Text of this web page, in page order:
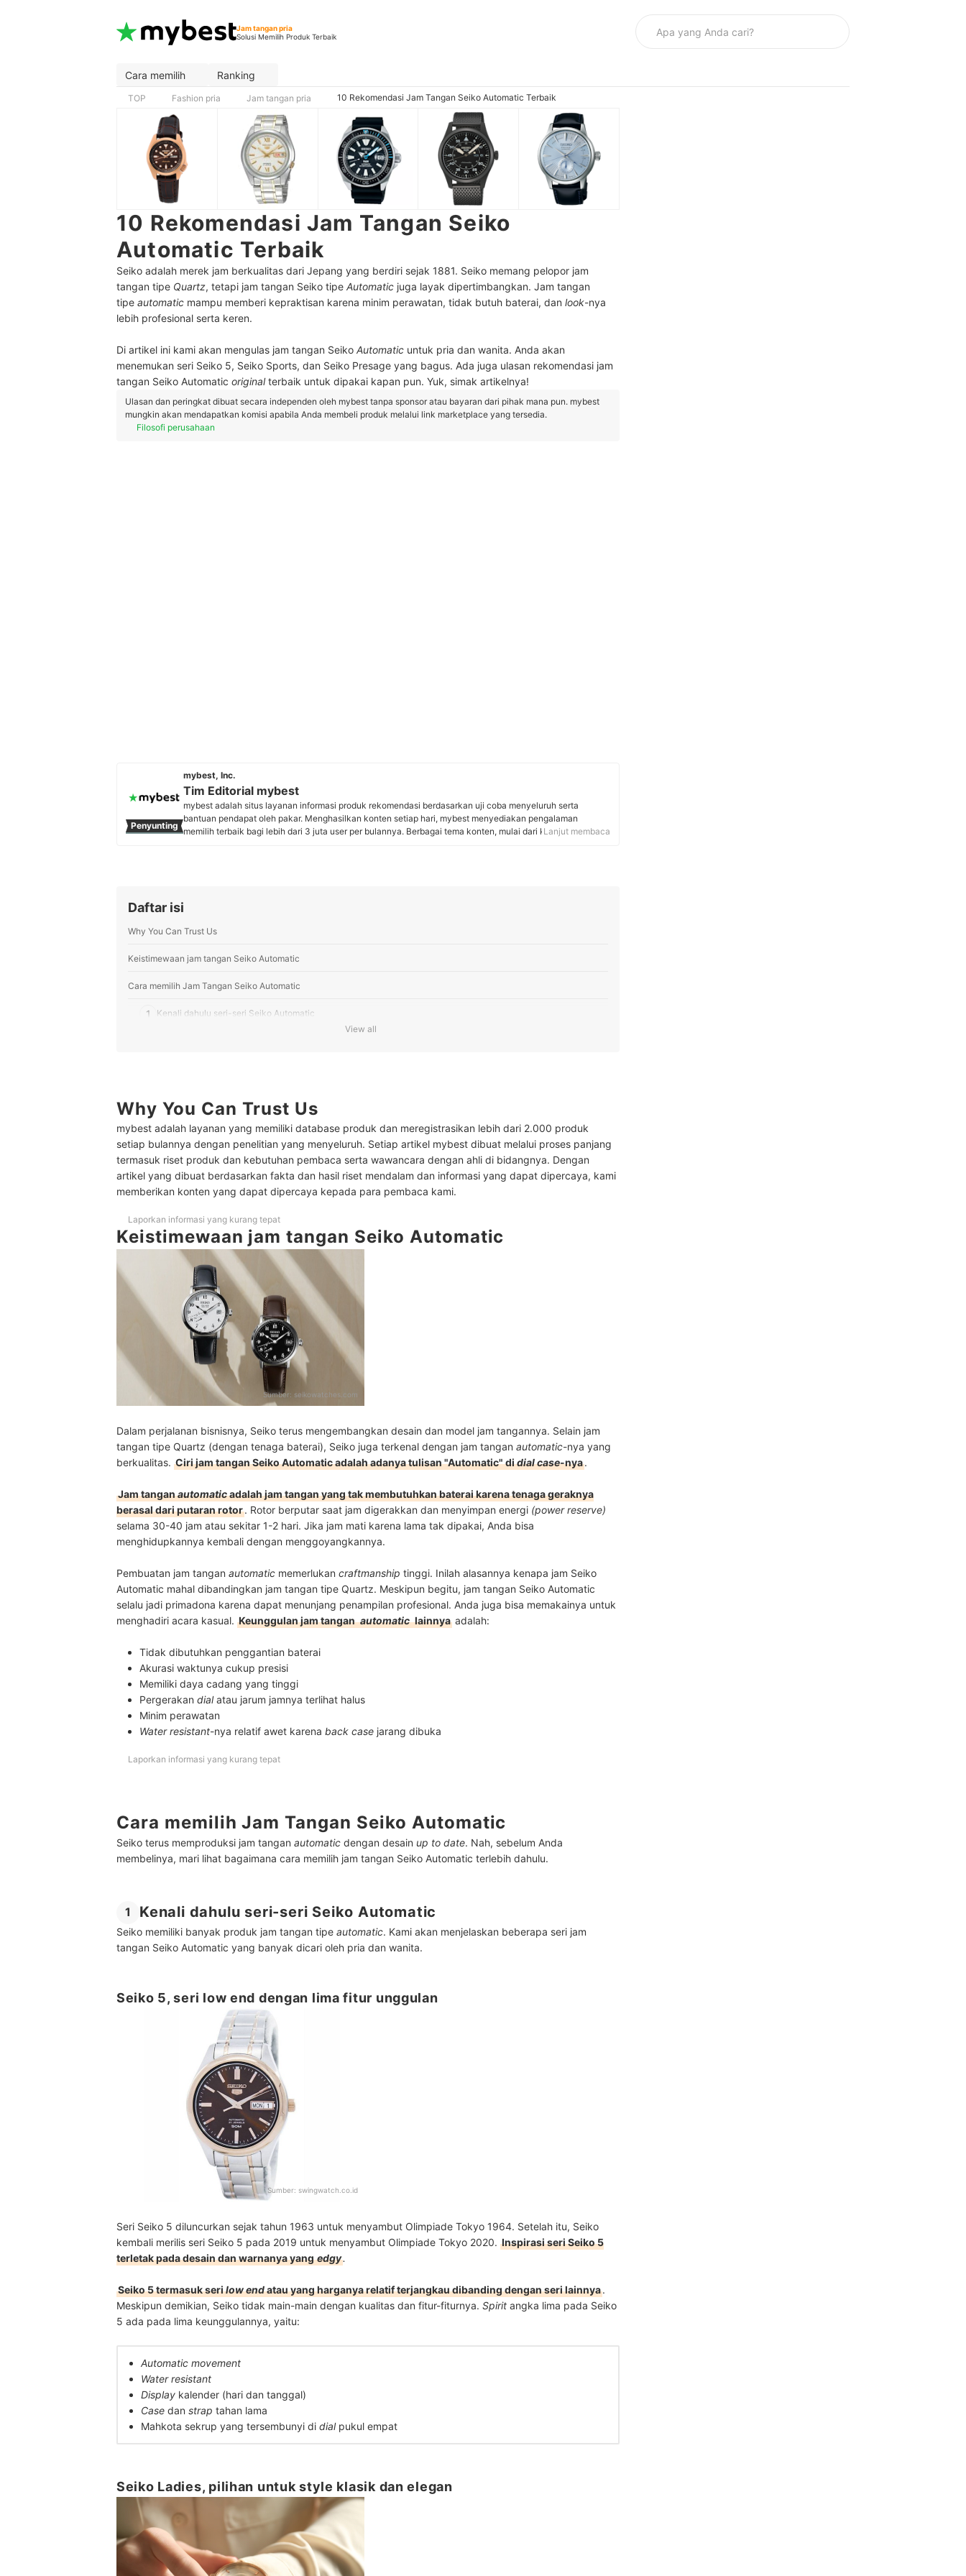
Jam tangan pria
Solusi Memilih Produk Terbaik
Cara memilih Ranking
TOP Fashion pria Jam tangan pria 10 Rekomendasi Jam Tangan Seiko Automatic Terbaik
10 Rekomendasi Jam Tangan Seiko
Automatic Terbaik
Seiko adalah merek jam berkualitas dari Jepang yang berdiri sejak 1881. Seiko memang pelopor jam
tangan tipe Quartz, tetapi jam tangan Seiko tipe Automatic juga layak dipertimbangkan. Jam tangan
tipe automatic mampu memberi kepraktisan karena minim perawatan, tidak butuh baterai, dan look-nya
lebih profesional serta keren.
Di artikel ini kami akan mengulas jam tangan Seiko Automatic untuk pria dan wanita. Anda akan
menemukan seri Seiko 5, Seiko Sports, dan Seiko Presage yang bagus. Ada juga ulasan rekomendasi jam
tangan Seiko Automatic originalterbaik untuk dipakai kapan pun. Yuk, simak artikelnya!
Ulasan dan peringkat dibuat secara independen oleh mybest tanpa sponsor atau bayaran dari pihak mana pun. mybest
mungkin akan mendapatkan komisi apabila Anda membeli produk melalui link marketplace yang tersedia.
Filosofi perusahaan
Penyunting
mybest, Inc.
Tim Editorial mybest
mybest adalah situs layanan informasi produk rekomendasi berdasarkan uji coba menyeluruh serta
bantuan pendapat oleh pakar. Menghasilkan konten setiap hari, mybest menyediakan pengalaman
memilih terbaik bagi lebih dari 3 juta user per bulannya. Berbagai tema konten, mulai dari kosmetik,
Lanjut membaca
Daftar isi
Why You Can Trust Us
Keistimewaan jam tangan Seiko Automatic
Cara memilih Jam Tangan Seiko Automatic
1 Kenali dahulu seri-seri Seiko Automatic
Ketahui fitur-fitur penting lainnya
Peringkat Jam Tangan Seiko Automatic Terbaik
Pertanyaan umum seputar jam tangan Seiko Automatic
Jam tangan Seiko buatan mana?
Apa ciri-ciri jam tangan Seiko asli?
Perawatan berkala sangat dibutuhkan agar jam tangan Anda tetap awet
View all
Why You Can Trust Us
mybest adalah layanan yang memiliki database produk dan meregistrasikan lebih dari 2.000 produk
setiap bulannya dengan penelitian yang menyeluruh. Setiap artikel mybest dibuat melalui proses panjang
termasuk riset produk dan kebutuhan pembaca serta wawancara dengan ahli di bidangnya. Dengan
artikel yang dibuat berdasarkan fakta dan hasil riset mendalam dan informasi yang dapat dipercaya, kami
memberikan konten yang dapat dipercaya kepada para pembaca kami.
Laporkan informasi yang kurang tepat
Keistimewaan jam tangan Seiko Automatic
Sumber: seikowatches.com
Dalam perjalanan bisnisnya, Seiko terus mengembangkan desain dan model jam tangannya. Selain jam
tangan tipe Quartz (dengan tenaga baterai), Seiko juga terkenal dengan jam tangan automatic-nya yang
berkualitas. Ciri jam tangan Seiko Automatic adalah adanya tulisan "Automatic" didialcase-nya.
Jam tanganautomaticadalah jam tangan yang tak membutuhkan baterai karena tenaga geraknya
berasal dari putaran rotor. Rotor berputar saat jam digerakkan dan menyimpan energi (power reserve)
selama 30-40 jam atau sekitar 1-2 hari. Jika jam mati karena lama tak dipakai, Anda bisa
menghidupkannya kembali dengan menggoyangkannya.
Pembuatan jam tangan automatic memerlukan craftmanship tinggi. Inilah alasannya kenapa jam Seiko
Automatic mahal dibandingkan jam tangan tipe Quartz. Meskipun begitu, jam tangan Seiko Automatic
selalu jadi primadona karena dapat menunjang penampilan profesional. Anda juga bisa memakainya untuk
menghadiri acara kasual. Keunggulan jam tangan automatic lainnya adalah:
Tidak dibutuhkan penggantian baterai
Akurasi waktunya cukup presisi
Memiliki daya cadang yang tinggi
Pergerakan dialatau jarum jamnya terlihat halus
Minim perawatan
Water resistant-nya relatif awet karena back case jarang dibuka
Laporkan informasi yang kurang tepat
Cara memilih Jam Tangan Seiko Automatic
Seiko terus memproduksi jam tangan automatic dengan desain up to date. Nah, sebelum Anda
membelinya, mari lihat bagaimana cara memilih jam tangan Seiko Automatic terlebih dahulu.
1 Kenali dahulu seri-seri Seiko Automatic
Seiko memiliki banyak produk jam tangan tipe automatic. Kami akan menjelaskan beberapa seri jam
tangan Seiko Automatic yang banyak dicari oleh pria dan wanita.
Seiko 5, seri low end dengan lima fitur unggulan
Sumber: swingwatch.co.id
Seri Seiko 5 diluncurkan sejak tahun 1963 untuk menyambut Olimpiade Tokyo 1964. Setelah itu, Seiko
kembali merilis seri Seiko 5 pada 2019 untuk menyambut Olimpiade Tokyo 2020. Inspirasi seri Seiko 5
terletak pada desain dan warnanya yang edgy.
Seiko 5 termasuk serilow endatau yang harganya relatif terjangkau dibanding dengan seri lainnya.
Meskipun demikian, Seiko tidak main-main dengan kualitas dan fitur-fiturnya. Spirit angka lima pada Seiko
5 ada pada lima keunggulannya, yaitu:
Automatic movement
Water resistant
Display kalender (hari dan tanggal)
Case dan strap tahan lama
Mahkota sekrup yang tersembunyi di dial pukul empat
Seiko Ladies, pilihan untuk style klasik dan elegan